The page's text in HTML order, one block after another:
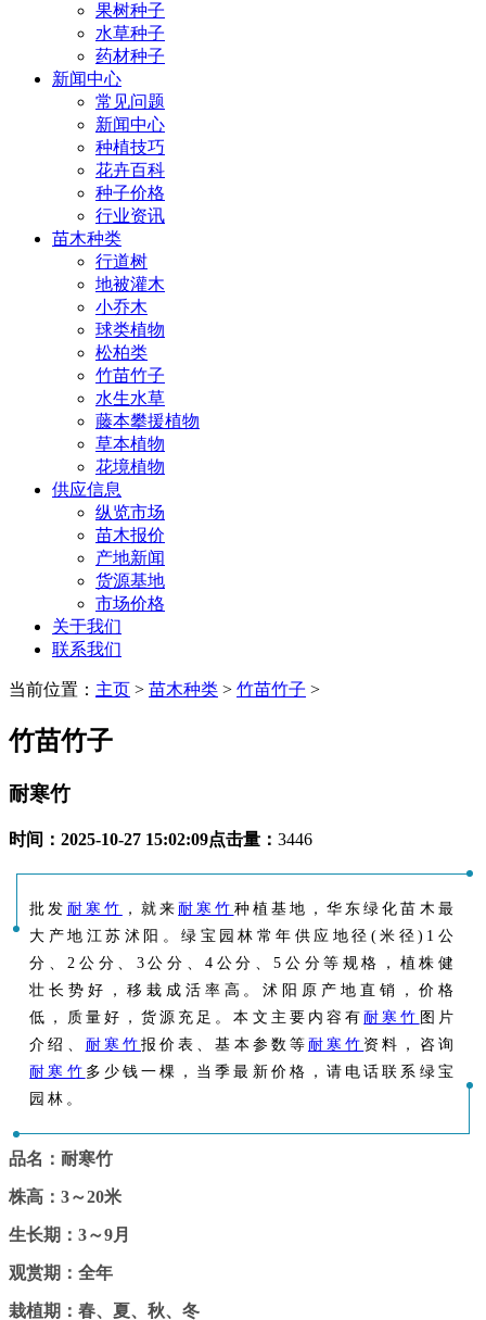
果树种子
水草种子
药材种子
新闻中心
常见问题
新闻中心
种植技巧
花卉百科
种子价格
行业资讯
苗木种类
行道树
地被灌木
小乔木
球类植物
松柏类
竹苗竹子
水生水草
藤本攀援植物
草本植物
花境植物
供应信息
纵览市场
苗木报价
产地新闻
货源基地
市场价格
关于我们
联系我们
当前位置： 主页 > 苗木种类 > 竹苗竹子 >
竹苗竹子
耐寒竹
时间： 2025-10-27 15:02:09点击量： 3446
批发 耐寒竹 ，就来耐寒竹 种植基地，华东绿化苗木最
大产地江苏沭阳。绿宝园林常年供应地径(米径)1公
分、2公分、3公分、4公分、5公分等规格，植株健
壮长势好，移栽成活率高。沭阳原产地直销，价格
低，质量好，货源充足。本文主要内容有耐寒竹 图片
介绍、 耐寒竹 报价表、基本参数等 耐寒竹 资料，咨询
耐寒竹 多少钱一棵，当季最新价格，请电话联系绿宝
园林。
品名：耐寒竹
株高：3～20米
生长期：3～9月
观赏期：全年
栽植期：春、夏、秋、冬